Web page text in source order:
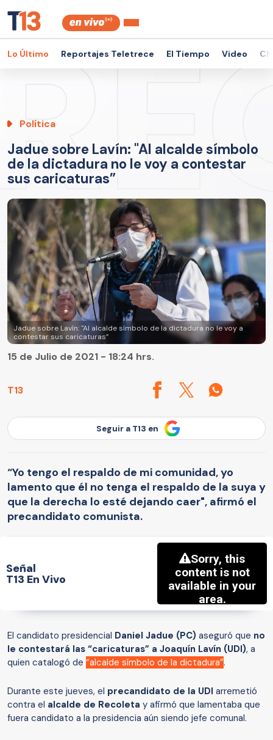
Lo Último Reportajes Teletrece El Tiempo Video
Política
Jadue sobre Lavín: "Al alcalde símbolo
de la dictadura no le voy a contestar
sus caricaturas”
Jadue sobre Lavín: "Al alcalde símbolo de la dictadura no le voy a
contestar sus caricaturas”
T13
15 de Julio de 2021 - 18:24 hrs.
Seguir a T13 en
“Yo tengo el respaldo de mi comunidad, yo
lamento que él no tenga el respaldo de la suya y
que la derecha lo esté dejando caer", afirmó el
precandidato comunista.
Señal
T13 En Vivo
El candidato presidencial Daniel Jadue (PC) aseguró que no
le contestará las “caricaturas” a Joaquín Lavín (UDI), a
quien catalogó de “alcalde símbolo de la dictadura”.
Durante este jueves, el precandidato de la UDI arremetió
contra el alcalde de Recoleta y afirmó que lamentaba que
fuera candidato a la presidencia aún siendo jefe comunal.